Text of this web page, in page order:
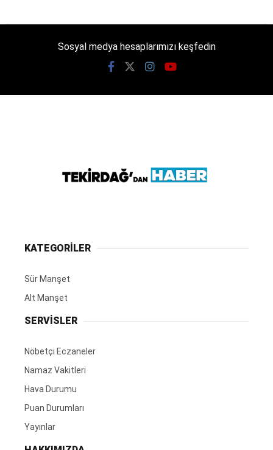
Sosyal medya hesaplarımızı keşfedin
KATEGORİLER
Sür Manşet
Alt Manşet
SERVİSLER
Nöbetçi Eczaneler
Namaz Vakitleri
Hava Durumu
Puan Durumları
Yayınlar